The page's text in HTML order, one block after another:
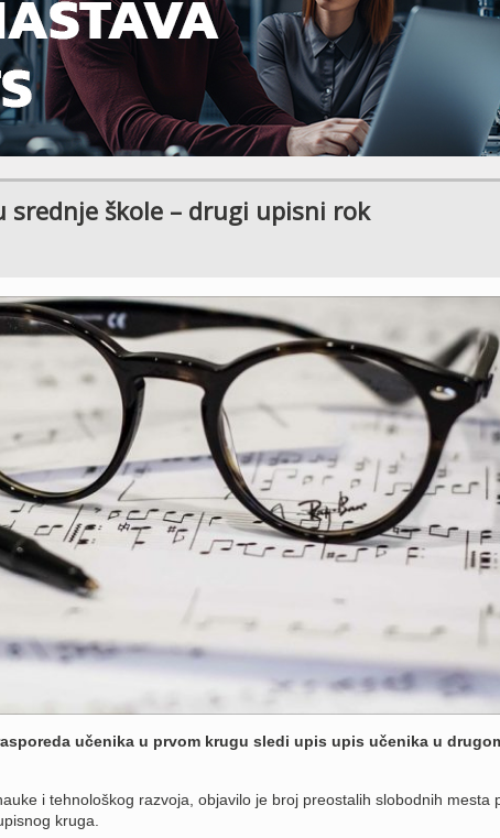
srednje škole – drugi upisni rok
učenika u prvom krugu sledi upis upis učenika u
i tehnološkog razvoja, objavilo je broj preostalih slobodnih mesta
kruga.